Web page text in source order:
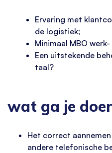
Ervaring met
de logistiek;
Minimaal MBO
Een uitstekende
taal?
wat ga je
Het correct
andere telefonische